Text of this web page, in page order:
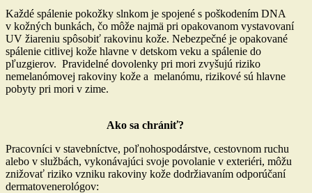
Každé spálenie pokožky slnkom je spojené s poškodením DNA
v kožných bunkách, čo môže najmä pri opakovanom vystavovaní
UV žiareniu spôsobiť rakovinu kože. Nebezpečné je opakované
spálenie citlivej kože hlavne v detskom veku a spálenie do
pľuzgierov. Pravidelné dovolenky pri mori zvyšujú riziko
nemelanómovej rakoviny kože a melanómu, rizikové sú hlavne
pobyty pri mori v zime.
Ako sa chrániť?
Pracovníci v stavebníctve, poľnohospodárstve, cestovnom ruchu
alebo v službách, vykonávajúci svoje povolanie v exteriéri, môžu
znižovať riziko vzniku rakoviny kože dodržiavaním odporúčaní
dermatovenerológov: